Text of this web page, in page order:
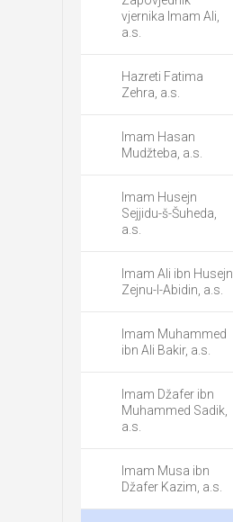
vjernika Imam Ali,
a.s.
Hazreti Fatima
Zehra, a.s.
Imam Hasan
Mudžteba, a.s.
Imam Husejn
Sejjidu-š-Šuheda,
a.s.
Imam Ali ibn Husejn
Zejnu-l-Abidin, a.s.
Imam Muhammed
ibn Ali Bakir, a.s.
Imam Džafer ibn
Muhammed Sadik,
a.s.
Imam Musa ibn
Džafer Kazim, a.s.